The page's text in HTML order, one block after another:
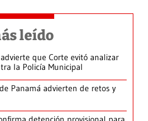
leído
que Corte evitó analizar
la Policía Municipal
Panamá advierten de retos y